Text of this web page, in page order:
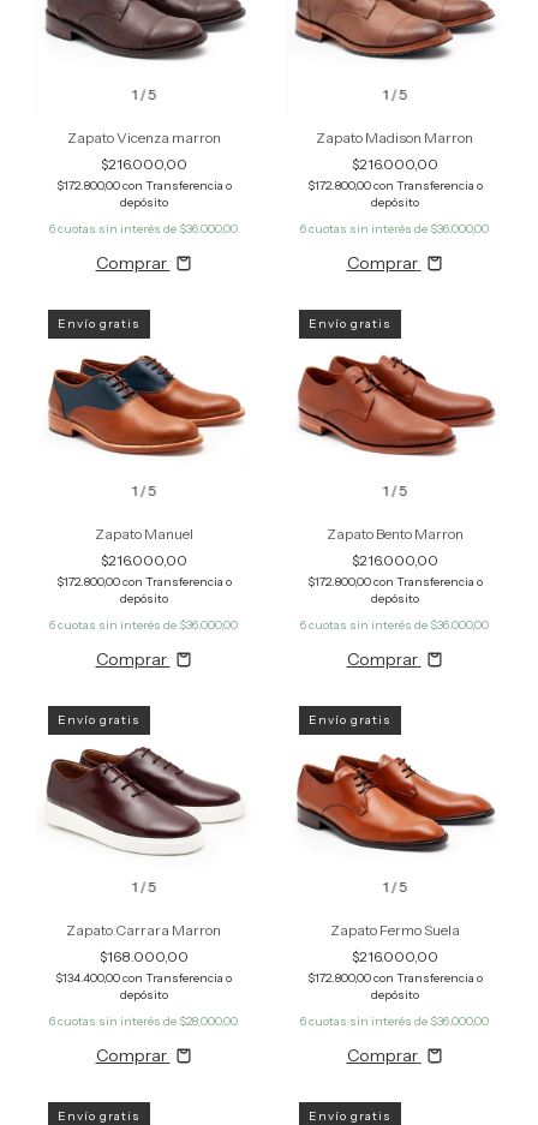
1 /5
Zapato Vicenza marron
$216.000,00
$172.800,00con Transferencia o
depósito
6cuotas sin interés de $36.000,00
Comprar
1 /5
Zapato Madison Marron
$216.000,00
$172.800,00con Transferencia o
depósito
6cuotas sin interés de $36.000,00
Comprar
1 /5
Envío gratis
Zapato Manuel
$216.000,00
$172.800,00con Transferencia o
depósito
6cuotas sin interés de $36.000,00
Comprar
1 /5
Envío gratis
Zapato Bento Marron
$216.000,00
$172.800,00con Transferencia o
depósito
6cuotas sin interés de $36.000,00
Comprar
1 /5
Envío gratis
Zapato Carrara Marron
$168.000,00
$134.400,00con Transferencia o
depósito
6cuotas sin interés de $28.000,00
Comprar
1 /5
Envío gratis
Zapato Fermo Suela
$216.000,00
$172.800,00con Transferencia o
depósito
6cuotas sin interés de $36.000,00
Comprar
Envío gratis Envío gratis